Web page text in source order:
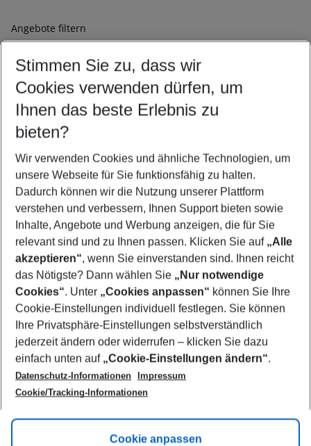
Angebote filtern
Ändern Sie Ihre Kriterien nach Ihren Wünschen
Abflughafen wählen
Beliebiger Abflughafen
Reisezeitraum wählen
10.08.26– 08.08.27 5-8 Nächte
2 Erwachsene Keine Kinder
Mehr Filter anzeigen
Footer
Footer navigation
Über uns
AGB
Cookie-Einstellungen ändern
Cookie-Richtlinie
Datenschutz
Service & Hilfe
Barrierefreies Reisen
Check-in
Flugbeschränkungen
Folgen Sie uns
Stimmen Sie zu, dass wir
Cookies verwenden dürfen, um
Ihnen das beste Erlebnis zu
bieten?
Wir verwenden Cookies und ähnliche Technologien, um
unsere Webseite für Sie funktionsfähig zu halten.
Dadurch können wir die Nutzung unserer Plattform
verstehen und verbessern, Ihnen Support bieten sowie
Inhalte, Angebote und Werbung anzeigen, die für Sie
relevant sind und zu Ihnen passen. Klicken Sie auf „Alle
akzeptieren“, wenn Sie einverstanden sind. Ihnen reicht
das Nötigste? Dann wählen Sie „Nur notwendige
Cookies“. Unter „Cookies anpassen“ können Sie Ihre
Cookie-Einstellungen individuell festlegen. Sie können
Ihre Privatsphäre-Einstellungen selbstverständlich
jederzeit ändern oder widerrufen – klicken Sie dazu
einfach unten auf „Cookie-Einstellungen ändern“.
Datenschutz-Informationen
Impressum
Cookie/Tracking-Informationen
Cookie anpassen